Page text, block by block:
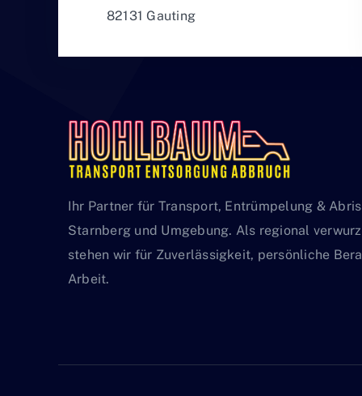
82131 Gauting
Ihr Partner für Transport, Entrümpelung &
Starnberg und Umgebung. Als regional
stehen wir für Zuverlässigkeit, persönliche
Arbeit.